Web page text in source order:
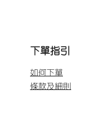
下單指引
如何下單
條款及細則